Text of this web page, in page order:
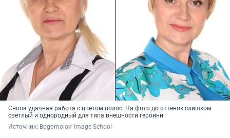
Снова удачная работа с цветом волос. На фото до оттенок слишком
светлый и однородный для типа внешности героини
Источник: Bogomolov' Image School